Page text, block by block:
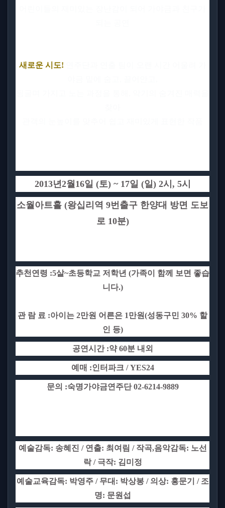
새로운 시도!
2013년2월16일 (토) ~ 17일 (일) 2시 , 5시
소월아트홀 (왕십리역 9번출구 한양대 방면 도보
로 10분)
추천연령 :5살~초등학교 저학년 (가족이 함께 보면 좋습
니다.)
관 람 료 :아이는 2만원 어른은 1만원(성동구민 30% 할
인 등)
공연시간 :약60분 내외
예매 :인터파크 / YES24
문의 :숙명가야금연주단02-6214-9889
예술감독: 송혜진 / 연출: 최여림 / 작곡,음악감독: 노선
락/ 극작: 김미정
예술교육감독: 박영주 / 무대 : 박상봉 / 의상: 홍문기 / 조
명: 문원섭